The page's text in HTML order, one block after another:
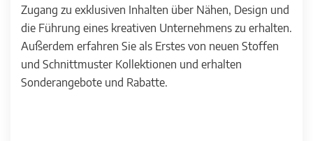
Zugang zu exklusiven Inhalten über Nähen, Design und
die Führung eines kreativen Unternehmens zu erhalten.
Außerdem erfahren Sie als Erstes von neuen Stoffen
und Schnittmuster Kollektionen und erhalten
Sonderangebote und Rabatte.